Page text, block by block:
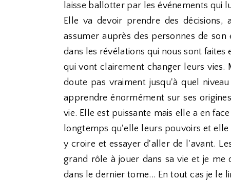
laisse ballotter par les événements qui
Elle va devoir prendre des décisions,
assumer auprès des personnes de
dans les révélations qui nous sont
qui vont clairement changer leurs vies.
doute pas vraiment jusqu'à quel
apprendre énormément sur ses
vie. Elle est puissante mais elle a en
longtemps qu'elle leurs pouvoirs et elle
y croire et essayer d'aller de l'avant.
grand rôle à jouer dans sa vie et je
dans le dernier tome... En tout cas je le